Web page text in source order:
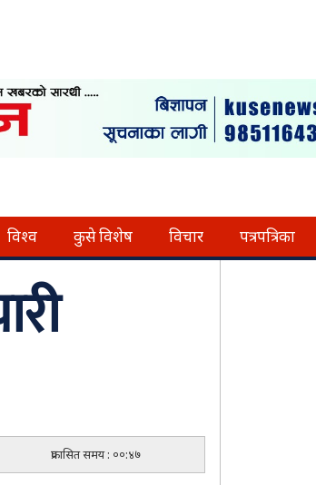
विश्व कुसे विशेष विचार पत्रपत्रिका
प्रकासित समय : ००:४७